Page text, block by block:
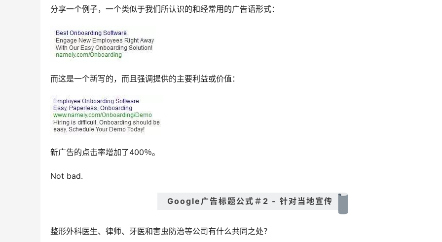
分享一个例子，一个类似于我们所认识的和经常用的广告语形式：
而这是一个新写的，而且强调提供的主要利益或价值：
新广告的点击率增加了400％。
Not bad.
Google广告标题公式＃2 - 针对当地宣传
整形外科医生、律师、牙医和害虫防治等公司有什么共同之处？